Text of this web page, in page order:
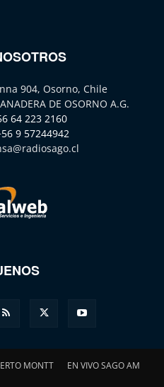
904, Osorno, Chile
DE OSORNO A.G.
64 223 2160
9 57244942
MONTT EN VIVO SAGO AM